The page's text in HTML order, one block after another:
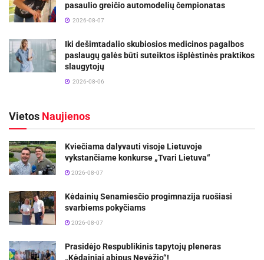
pasaulio greičio automodelių čempionatas
2026-08-07
Iki dešimtadalio skubiosios medicinos pagalbos
paslaugų galės būti suteiktos išplėstinės praktikos
slaugytojų
2026-08-06
Vietos Naujienos
Kviečiama dalyvauti visoje Lietuvoje
vykstančiame konkurse „Tvari Lietuva“
2026-08-07
Kėdainių Senamiesčio progimnazija ruošiasi
svarbiems pokyčiams
2026-08-07
Prasidėjo Respublikinis tapytojų pleneras
„Kėdainiai abipus Nevėžio“!